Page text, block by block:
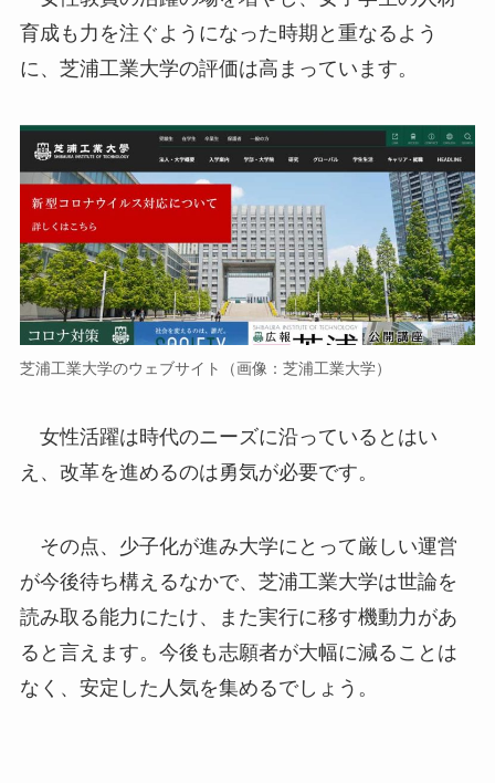
育成も力を注ぐようになった時期と重なるよう
に、芝浦工業大学の評価は高まっています。
芝浦工業大学のウェブサイト（画像：芝浦工業大学）
女性活躍は時代のニーズに沿っているとはい
え、改革を進めるのは勇気が必要です。
その点、少子化が進み大学にとって厳しい運営
が今後待ち構えるなかで、芝浦工業大学は世論を
読み取る能力にたけ、また実行に移す機動力があ
ると言えます。今後も志願者が大幅に減ることは
なく、安定した人気を集めるでしょう。